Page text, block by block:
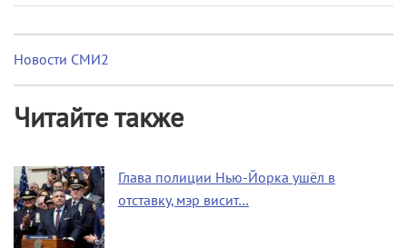
Новости СМИ2
Читайте также
Глава полиции Нью-Йорка ушёл в
отставку, мэр висит…